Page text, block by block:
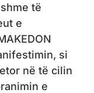
të
e
si
në të cilin
e